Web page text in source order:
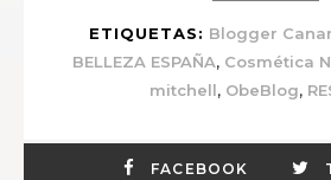
ETIQUETAS: Blogger
BELLEZA ESPAÑA, Cosmética
mitchell, ObeBlog,
FACEBOOK